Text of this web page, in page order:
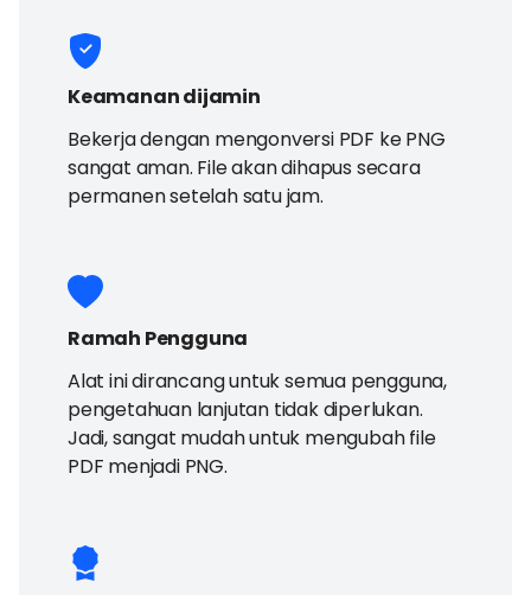
Keamanan dijamin
Bekerja dengan mengonversi PDF ke PNG
sangat aman. File akan dihapus secara
permanen setelah satu jam.
Ramah Pengguna
Alat ini dirancang untuk semua pengguna,
pengetahuan lanjutan tidak diperlukan.
Jadi, sangat mudah untuk mengubah file
PDF menjadi PNG.